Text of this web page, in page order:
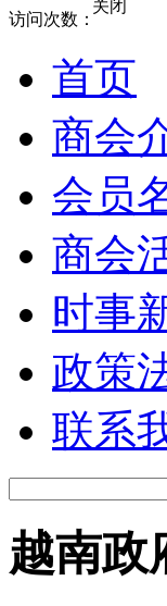
访问次数：
首页
商会
会员
商会
时事
政策
联系
越南政
关闭